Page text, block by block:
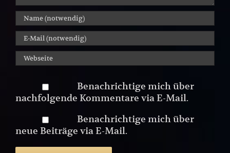
Benachrichtige mich über
nachfolgende Kommentare via E-Mail.
Benachrichtige mich über
neue Beiträge via E-Mail.